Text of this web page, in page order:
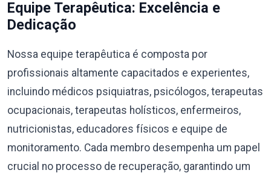
Equipe Terapêutica: Excelência e
Dedicação
Nossa equipe terapêutica é composta por
profissionais altamente capacitados e experientes,
incluindo médicos psiquiatras, psicólogos, terapeutas
ocupacionais, terapeutas holísticos, enfermeiros,
nutricionistas, educadores físicos e equipe de
monitoramento. Cada membro desempenha um papel
crucial no processo de recuperação, garantindo um